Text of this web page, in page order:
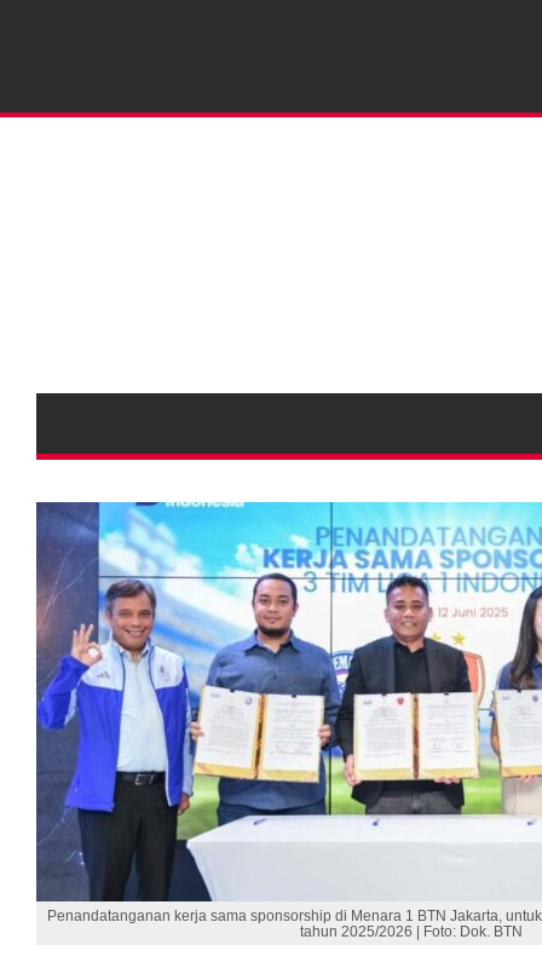
Penandatanganan kerja sama sponsorship di Menara 1 BTN Jakarta,
tahun 2025/2026 | Foto: Dok. BTN